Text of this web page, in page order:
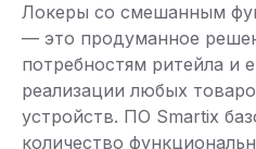
Локеры со смешанным
— это продуманное
потребностям ритейла и
реализации любых
устройств. ПО Smartix
количество